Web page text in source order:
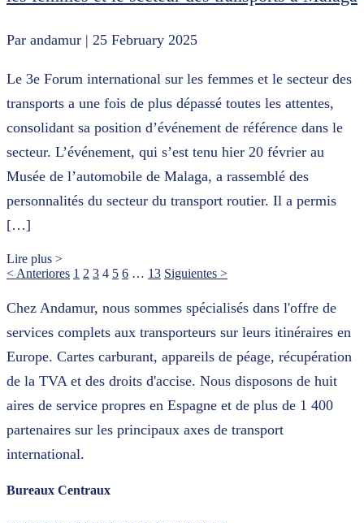
Par andamur | 25 February 2025
Le 3e Forum international sur les femmes et le secteur des
transports a une fois de plus dépassé toutes les attentes,
consolidant sa position d’événement de référence dans le
secteur. L’événement, qui s’est tenu hier 20 février au
Musée de l’automobile de Malaga, a rassemblé des
personnalités du secteur du transport routier. Il a permis
[…]
Lire plus >
< Anteriores 1 2 3 4 5 6 … 13 Siguientes >
Chez Andamur, nous sommes spécialisés dans l'offre de
services complets aux transporteurs sur leurs itinéraires en
Europe. Cartes carburant, appareils de péage, récupération
de la TVA et des droits d'accise. Nous disposons de huit
aires de service propres en Espagne et de plus de 1 400
partenaires sur les principaux axes de transport
international.
Bureaux Centraux